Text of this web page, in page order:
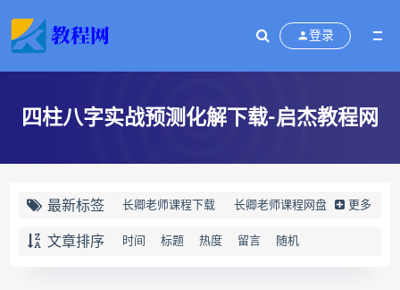
登录
四柱八字实战预测化解下载-启杰教程网
最新标签 长卿老师课程下载 长卿老师课程网盘
长卿老师闲者密训
更多
文章排序 时间 标题 热度 留言 随机